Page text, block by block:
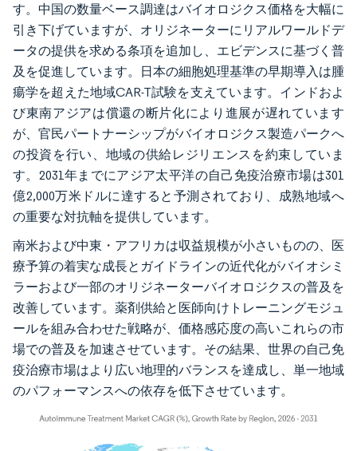
す。中国の数量ベース調達はバイオロジクス価格を大幅に
引き下げていますが、オリジネーターにリアルワールドデ
ータの提供を求める条項を追加し、エビデンスに基づく普
及を促進しています。日本の細胞処理基準の早期導入は腫
瘍学を超えた地域CAR-T試験を支えています。インドおよ
び東南アジアは償還の断片化により進展が遅れています
が、官民パートナーシップがバイオロジクス製造パークへ
の投資を行い、地域の供給レジリエンスを約束していま
す。2031年までにアジア太平洋の自己免疫治療市場は301
億2,000万米ドルに達すると予測されており、成熟地域へ
の重要な対抗軸を提供しています。
南米および中東・アフリカは収益規模が小さいものの、医
療予算の着実な成長とガイドラインの近代化がバイオシミ
ラーおよび一部のオリジネーターバイオロジクスの普及を
改善しています。薬剤供給と医師向けトレーニングモジュ
ールを組み合わせた戦略が、価格感応度の高いこれらの市
場での普及を加速させています。その結果、世界の自己免
疫治療市場はより広い地理的バランスを達成し、単一地域
のパフォーマンスへの依存を低下させています。